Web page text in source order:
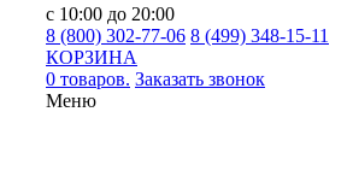
с 10:00 до 20:00
8 (800) 302-77-06 8 (499) 348-15-11
КОРЗИНА
0 товаров. Заказать звонок
Меню